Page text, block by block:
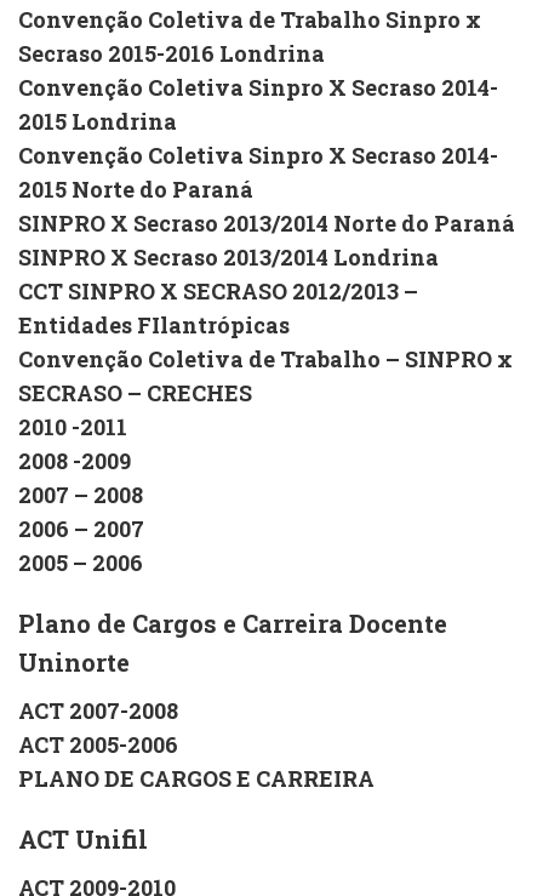
Convenção Coletiva de Trabalho Sinpro x
Secraso 2015-2016 Londrina
Convenção Coletiva Sinpro X Secraso 2014-
2015 Londrina
Convenção Coletiva Sinpro X Secraso 2014-
2015 Norte do Paraná
SINPRO X Secraso 2013/2014 Norte do Paraná
SINPRO X Secraso 2013/2014 Londrina
CCT SINPRO X SECRASO 2012/2013 –
Entidades FIlantrópicas
Convenção Coletiva de Trabalho – SINPRO x
SECRASO – CRECHES
2010 -2011
2008 -2009
2007 – 2008
2006 – 2007
2005 – 2006
Plano de Cargos e Carreira Docente
Uninorte
ACT 2007-2008
ACT 2005-2006
PLANO DE CARGOS E CARREIRA
ACT Unifil
ACT 2009-2010